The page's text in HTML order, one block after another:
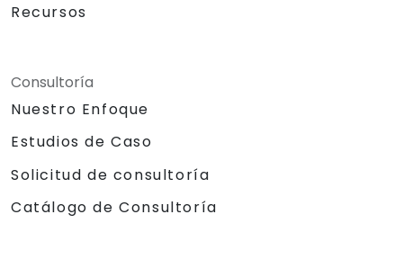
Recursos
Consultoría
Nuestro Enfoque
Estudios de Caso
Solicitud de consultoría
Catálogo de Consultoría